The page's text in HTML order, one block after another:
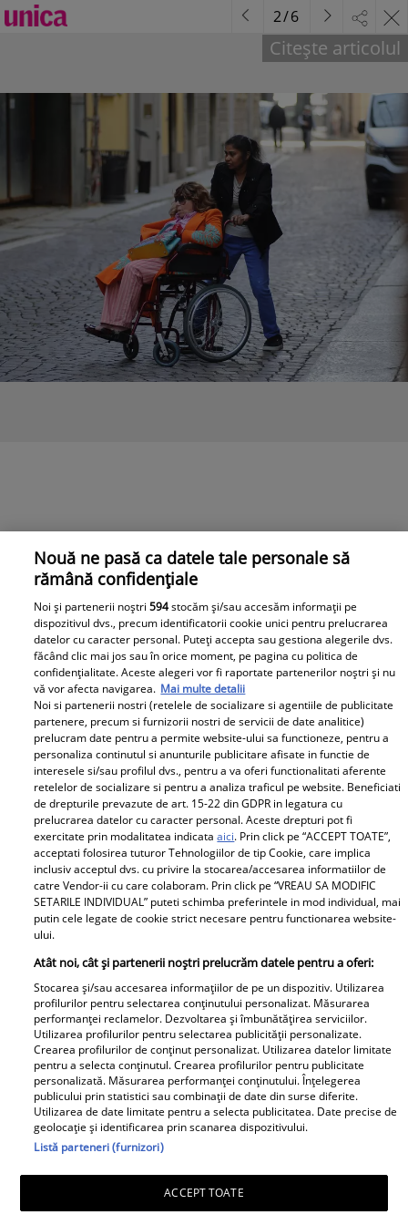
Văduva Neagră, din nou în public. Ce mai face Patrizia
Reggiani, după ce a fost la închisoare 18 ani, acuzată
de asasinarea moștenitorului Gucci
Citește articolul
2/6
Parteneri
Tânărul din poză e azi
unul dintre cei mai
cunoscuți români! Uită-
te bine la el, îl
recunoști? Mulți îl
admiră, dar sunt și voci
care îl critică
„Am cancer la sân. Am
intrat în metastază”.
Alina Pușcău, mesaj
tulburător de pe patul
de spital. Ce au
anunțat-o medicii
La 2 ani de la superba
Nouă ne pasă ca datele tale personale să
rămână confidențiale
Noi și partenerii noștri594stocăm și/sau accesăm informații pe
dispozitivul dvs., precum identificatorii cookie unici pentru prelucrarea
datelor cu caracter personal. Puteți accepta sau gestiona alegerile dvs.
făcând clic mai jos sau în orice moment, pe pagina cu politica de
confidențialitate. Aceste alegeri vor fi raportate partenerilor noștri și nu
vă vor afecta navigarea. Mai multe detalii
Noi si partenerii nostri (retelele de socializare si agentiile de publicitate
partenere, precum si furnizorii nostri de servicii de date analitice)
prelucram date pentru a permite website-ului sa functioneze, pentru a
personaliza continutul si anunturile publicitare afisate in functie de
interesele si/sau profilul dvs., pentru a va oferi functionalitati aferente
retelelor de socializare si pentru a analiza traficul pe website. Beneficiati
de drepturile prevazute de art. 15-22 din GDPR in legatura cu
prelucrarea datelor cu caracter personal. Aceste drepturi pot fi
exercitate prin modalitatea indicataaici. Prin click pe “ACCEPT TOATE”,
acceptati folosirea tuturor Tehnologiilor de tip Cookie, care implica
inclusiv acceptul dvs. cu privire la stocarea/accesarea informatiilor de
catre Vendor-ii cu care colaboram. Prin click pe “VREAU SA MODIFIC
SETARILE INDIVIDUAL” puteti schimba preferintele in mod individual, mai
putin cele legate de cookie strict necesare pentru functionarea website-
ului.
Atât noi, cât și partenerii noștri prelucrăm datele pentru a oferi:
Stocarea și/sau accesarea informațiilor de pe un dispozitiv. Utilizarea
profilurilor pentru selectarea conținutului personalizat. Măsurarea
performanței reclamelor. Dezvoltarea și îmbunătățirea serviciilor.
Utilizarea profilurilor pentru selectarea publicității personalizate.
Crearea profilurilor de conținut personalizat. Utilizarea datelor limitate
pentru a selecta conținutul. Crearea profilurilor pentru publicitate
personalizată. Măsurarea performanței conținutului. Înțelegerea
publicului prin statistici sau combinații de date din surse diferite.
Utilizarea de date limitate pentru a selecta publicitatea. Date precise de
geolocație și identificarea prin scanarea dispozitivului.
Listă parteneri (furnizori)
ACCEPT TOATE